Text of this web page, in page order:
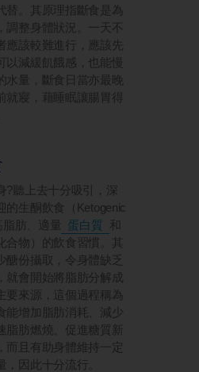
替。其原理指斷食是為
調整身體狀況。一天不
應該較難進行，應該先
以減緩飢餓感，也能慢
水量，斷食日當亦最晚
就寢，藉睡眠讓腸胃得
?聽上去十分吸引，深
的生酮飲食（Ketogenic
肪、適量
蛋白質
和
合物）的飲食習慣。其
醣份攝取，令身體缺乏
就會開始將脂肪分解成
要來源，這個過程稱為
能增加脂肪消耗、減少
脂肪燃燒、促進糖質新
而且有助身體維持一定
，因此十分流行。